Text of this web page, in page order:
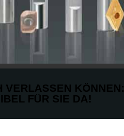
VERLASSEN KÖNNEN:
FÜR SIE DA!